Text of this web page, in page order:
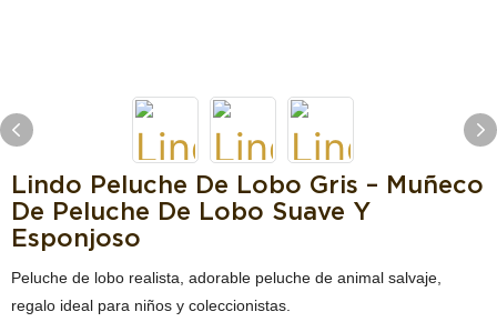
Lindo Peluche De Lobo Gris – Muñeco
De Peluche De Lobo Suave Y
Esponjoso
Peluche de lobo realista, adorable peluche de animal salvaje,
regalo ideal para niños y coleccionistas.